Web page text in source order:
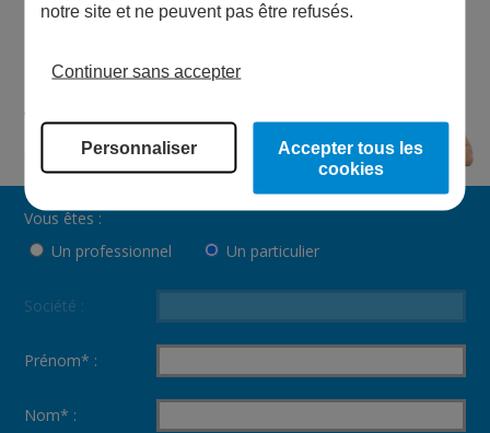
Vous désirez un devis en ligne ?
Veuillez remplir les informations ci-après. L’équipe
répondre à votre demande.
Vous êtes :
Un professionnel
Un particulier
Société :
Prénom* :
Nom* :
notre site et ne peuvent pas être refusés.
Continuer sans accepter
Personnaliser
Accepter tous les
cookies